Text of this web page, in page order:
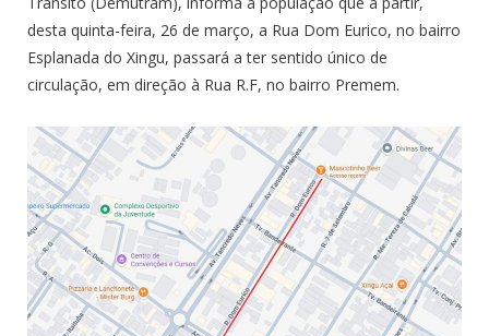
desta quinta-feira, 26 de março, a Rua Dom Eurico, no bairro
Esplanada do Xingu, passará a ter sentido único de
circulação, em direção à Rua R.F, no bairro Premem.